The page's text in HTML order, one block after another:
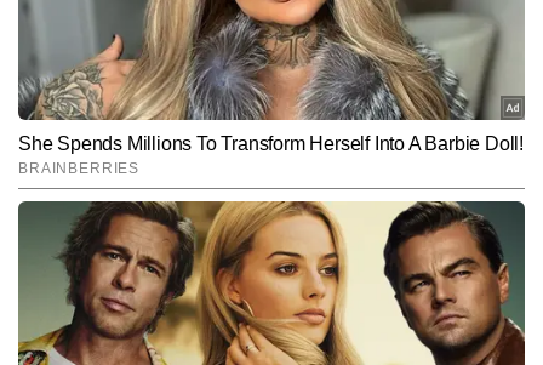
समझने में मदद करती है। अब तक 2,500 से अधिक आर्टिकल्स लिख चुकी अवनी
क्रिएटिव अप्रोच, अपडेटेड नॉलेज और रियल-टाइम ट्रेंड सेंस के लिए जानी जाती
हैं।
Subscribe to our daily Newsletter!
SUBMIT